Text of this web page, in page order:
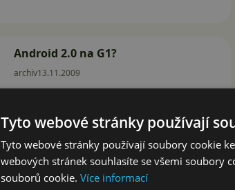
Android 2.0 na G1?
archiv13.11.2009
Tyto webové stránky používají
Tyto webové stránky používají soubory cookie
webových stránek souhlasíte se všemi soubory
souborů cookie. Více informací